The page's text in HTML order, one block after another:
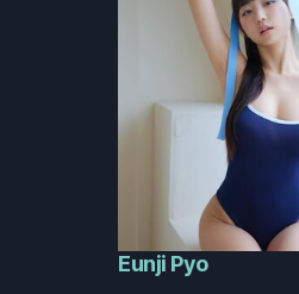
Eunji Pyo